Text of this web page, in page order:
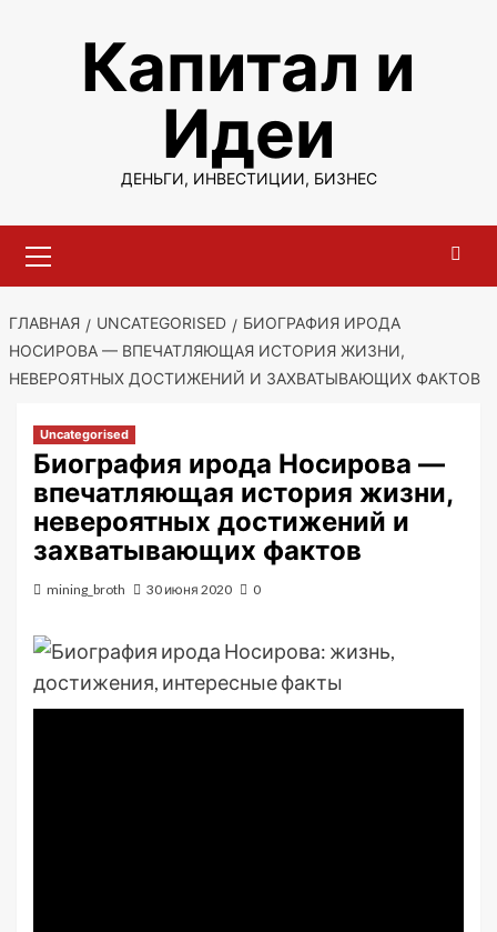
содержимомуКапитал и
Идеи
ДЕНЬГИ, ИНВЕСТИЦИИ, БИЗНЕС
меню
ГЛАВНАЯ UNCATEGORISED
БИОГРАФИЯ ИРОДА
НОСИРОВА — ВПЕЧАТЛЯЮЩАЯ ИСТОРИЯ ЖИЗНИ,
НЕВЕРОЯТНЫХ ДОСТИЖЕНИЙ И ЗАХВАТЫВАЮЩИХ ФАКТОВ
Uncategorised
Биография ирода Носирова —
впечатляющая история жизни,
невероятных достижений и
захватывающих фактов
mining_broth 30 июня 2020 0